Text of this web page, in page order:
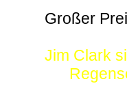
Großer
Jim Clark